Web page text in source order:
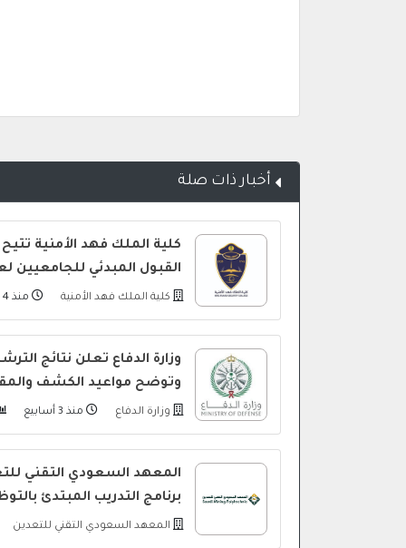
أخبار ذات صلة
كلية الملك فهد الأمنية
القبول المبدئي للجامعيين لعام
كلية الملك فهد الأمنية منذ 4 أيام
وزارة الدفاع تعلن نتائج
وتوضح مواعيد الكشف
وزارة الدفاع منذ 3 أسابيع
المعهد السعودي التقني
برنامج التدريب المبتدئ
المعهد السعودي التقني للتعدين